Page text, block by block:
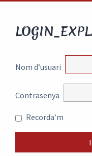
Nom d’usuari
Contrasenya
Recorda’m